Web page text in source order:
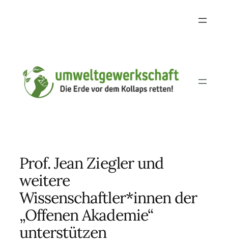
Prof. Jean Ziegler und
weitere
Wissenschaftler*innen der
„Offenen Akademie“
unterstützen